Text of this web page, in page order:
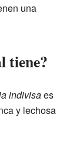
una
tiene?
indivisaes
y lechosa